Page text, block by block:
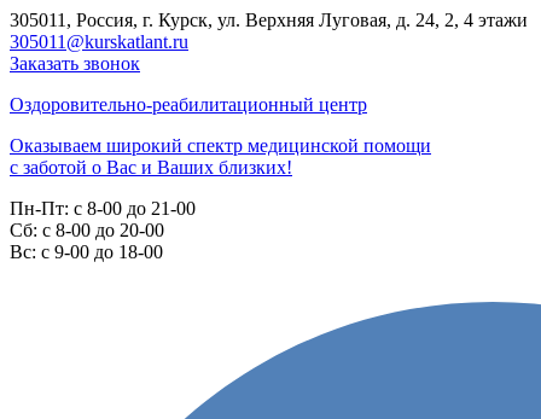
305011, Россия, г. Курск, ул. Верхняя Луговая, д. 24, 2, 4 этажи
305011@kurskatlant.ru
Заказать звонок
Оздоровительно-реабилитационный центр
Оказываем широкий спектр медицинской помощи
с заботой о Вас и Ваших близких!
Пн-Пт: с 8-00 до 21-00
Cб: с 8-00 до 20-00
Вс: с 9-00 до 18-00